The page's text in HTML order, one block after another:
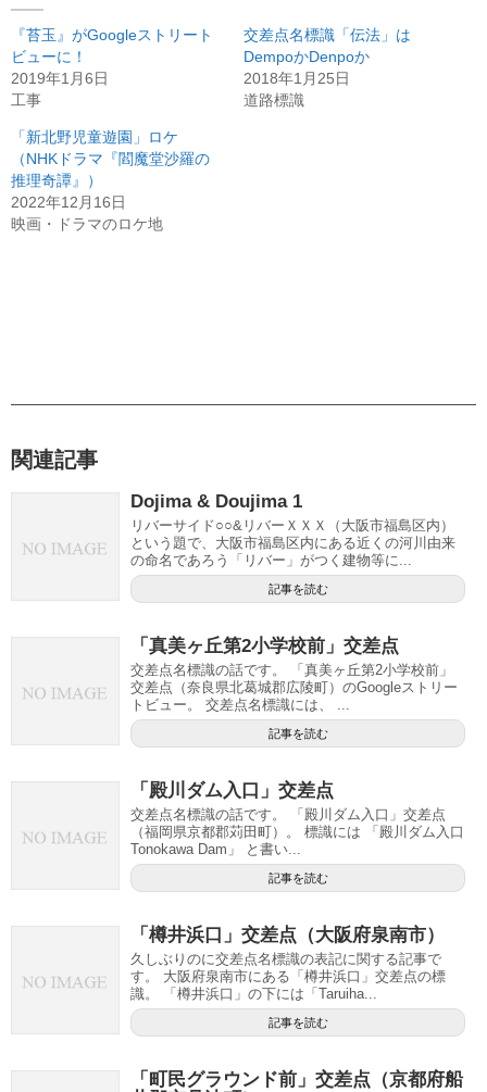
『苔玉』がGoogleストリート
ビューに！
2019年1月6日
工事
交差点名標識「伝法」は
DempoかDenpoか
2018年1月25日
道路標識
「新北野児童遊園」ロケ
（NHKドラマ『閻魔堂沙羅の
推理奇譚』）
2022年12月16日
映画・ドラマのロケ地
関連記事
Dojima & Doujima 1
リバーサイド○○&リバーＸＸＸ（大阪市福島区内）
という題で、大阪市福島区内にある近くの河川由来
の命名であろう「リバー」がつく建物等に...
記事を読む
「真美ヶ丘第2小学校前」交差点
交差点名標識の話です。 「真美ヶ丘第2小学校前」
交差点（奈良県北葛城郡広陵町）のGoogleストリー
トビュー。 交差点名標識には、 ...
記事を読む
「殿川ダム入口」交差点
交差点名標識の話です。 「殿川ダム入口」交差点
（福岡県京都郡苅田町）。 標識には 「殿川ダム入口
Tonokawa Dam」 と書い...
記事を読む
「樽井浜口」交差点（大阪府泉南市）
久しぶりのに交差点名標識の表記に関する記事で
す。 大阪府泉南市にある「樽井浜口」交差点の標
識。 「樽井浜口」の下には「Taruiha...
記事を読む
「町民グラウンド前」交差点（京都府船